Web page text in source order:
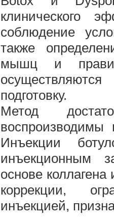
клинического
соблюдение
также
мышц и
подготовку.
Метод
воспроизводимы
Инъекции
инъекционным
основе коллагена
коррекции,
инъекцией,